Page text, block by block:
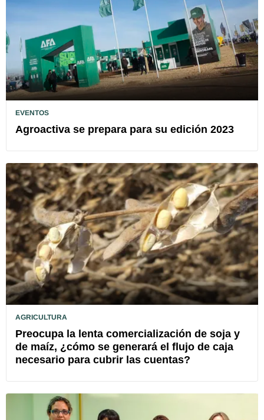
EVENTOS
Agroactiva se prepara para su edición 2023
AGRICULTURA
Preocupa la lenta comercialización de soja y
de maíz, ¿cómo se generará el flujo de caja
necesario para cubrir las cuentas?